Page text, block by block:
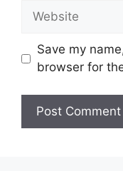
Website
Save my
browser for